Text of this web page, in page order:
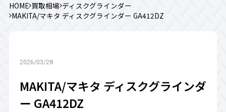
HOME 買取相場 ディスクグラインダー
MAKITA/マキタ ディスクグラインダー GA412DZ
2026/03/28
MAKITA/マキタ ディスクグラインダ
ー GA412DZ